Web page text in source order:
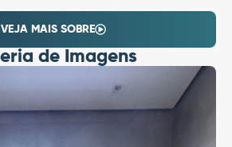
VEJA MAIS SOBRE
de Imagens